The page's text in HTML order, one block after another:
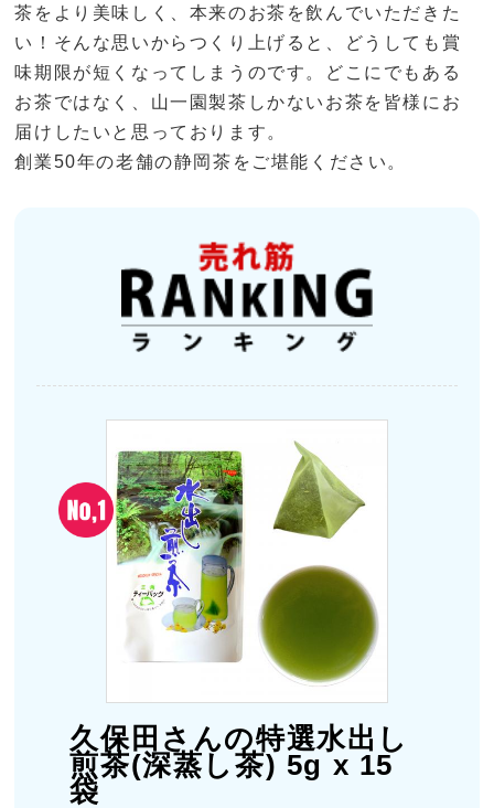
茶をより美味しく、本来のお茶を飲んでいただきた
い！そんな思いからつくり上げると、どうしても賞
味期限が短くなってしまうのです。どこにでもある
お茶ではなく、山一園製茶しかないお茶を皆様にお
届けしたいと思っております。
創業50年の老舗の静岡茶をご堪能ください。
久保田さんの特選水出し
煎茶(深蒸し茶) 5g x 15
袋